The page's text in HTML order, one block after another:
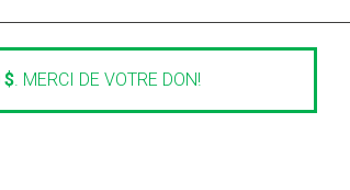
science se doit d’être accessible à tout
de marquer la science, même Charles
$. MERCI DE VOTRE DON!